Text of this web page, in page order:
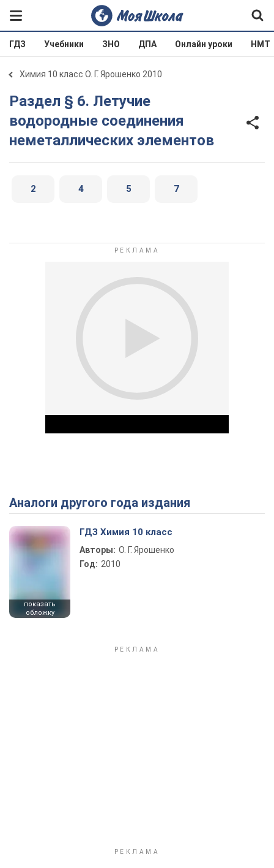
ГДЗ Учебники ЗНО ДПА Онлайн уроки НМТ
Химия 10 класс О. Г. Ярошенко 2010
Раздел § 6. Летучие
водородные соединения
неметаллических элементов
2 4 5 7
Play Video
Аналоги другого года издания
показать
обложку
ГДЗ Химия 10 класс
Авторы: О. Г. Ярошенко
Год: 2010